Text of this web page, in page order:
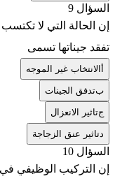
السؤال 9
إن الحالة التي لا تكتسب
تفقد جيناتها تسمى
الانتخاب غير الموجه
بتدفق الجينات
جتاثير الانعزال
تاثير عنق الزجاجة
السؤال 10
إن التركيب الوظيفي في